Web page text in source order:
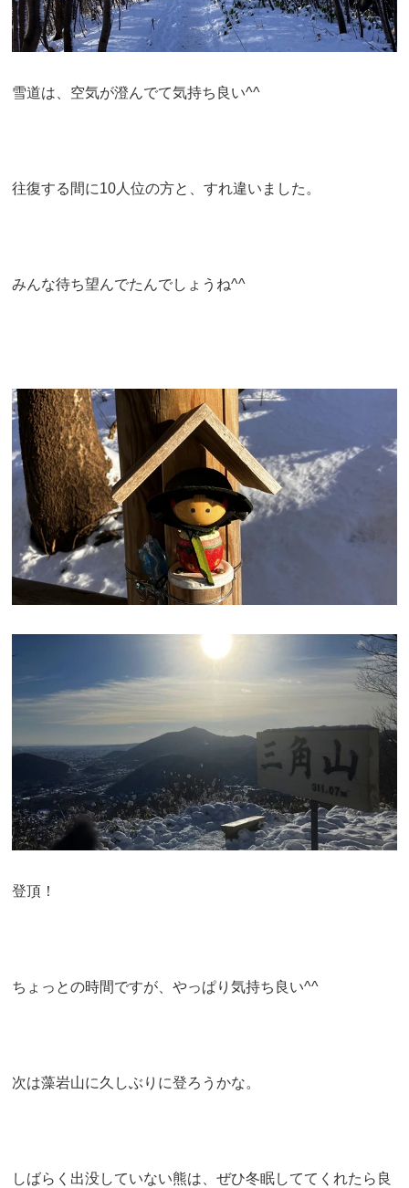
雪道は、空気が澄んでて気持ち良い^^
往復する間に10人位の方と、すれ違いました。
みんな待ち望んでたんでしょうね^^
登頂！
ちょっとの時間ですが、やっぱり気持ち良い^^
次は藻岩山に久しぶりに登ろうかな。
しばらく出没していない熊は、ぜひ冬眠しててくれたら良